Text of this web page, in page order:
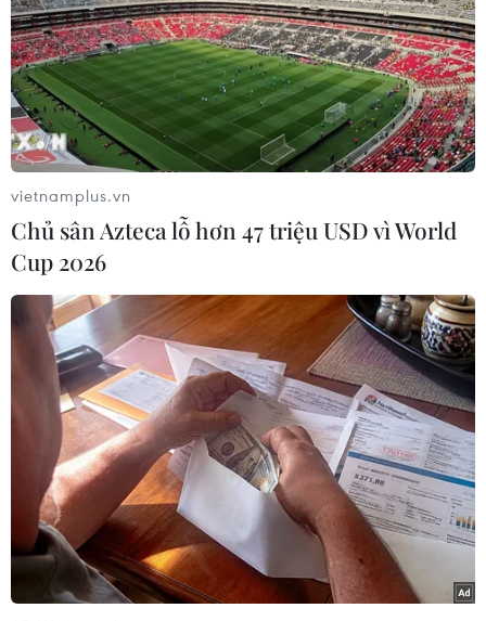
Công an thành phố Hà Nội thông tin trên địa
bàn xuất hiện việc người dân bị các đối tượng
vietnamplus.vn
Chủ sân Azteca lỗ hơn 47 triệu USD vì World
Cup 2026